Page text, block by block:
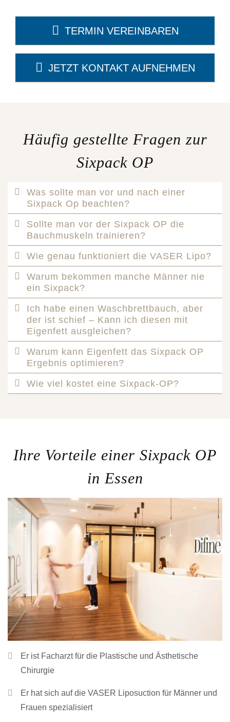
TERMIN VEREINBAREN
JETZT KONTAKT AUFNEHMEN
Häufig gestellte Fragen zur
Sixpack OP
Was sollte man vor und nach einer
Sixpack Op beachten?
Sollte man vor der Sixpack OP die
Bauchmuskeln trainieren?
Wie genau funktioniert die VASER Lipo?
Warum bekommen manche Männer nie
ein Sixpack?
Ich habe einen Waschbrettbauch, aber
der ist schief – Kann ich diesen mit
Eigenfett ausgleichen?
Warum kann Eigenfett das Sixpack OP
Ergebnis optimieren?
Wie viel kostet eine Sixpack-OP?
Ihre Vorteile einer Sixpack OP
in Essen
Er ist Facharzt für die Plastische und Ästhetische
Chirurgie
Er hat sich auf die VASER Liposuction für Männer und
Frauen spezialisiert